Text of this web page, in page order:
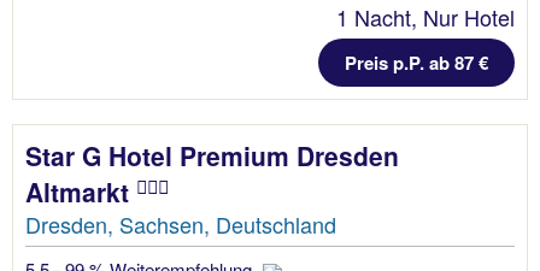
1 Nacht, Nur Hotel
Preis p.P. ab 87 €
Star G Hotel Premium Dresden
Altmarkt
Dresden, Sachsen, Deutschland